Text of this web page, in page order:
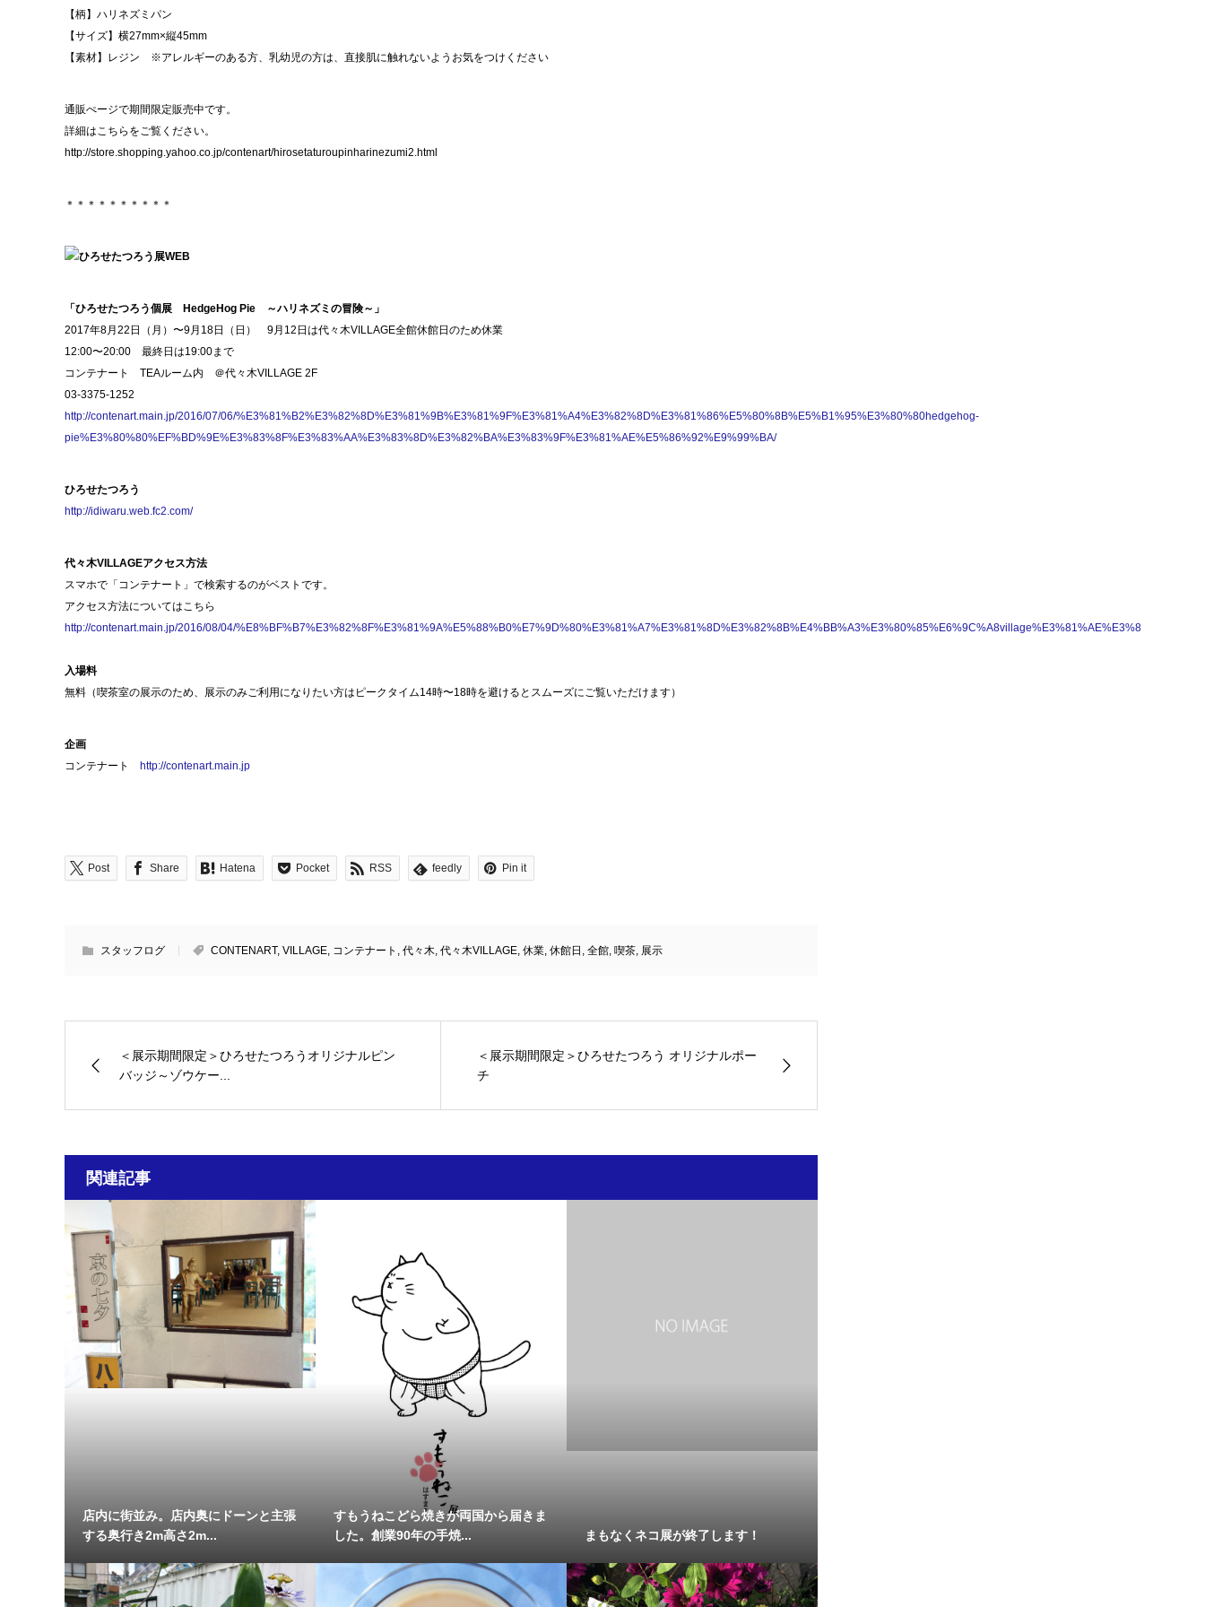
【柄】ハリネズミパン
【サイズ】横27mm×縦45mm
【素材】レジン ※アレルギーのある方、乳幼児の方は、直接肌に触れないようお気をつけください
通販ぺージで期間限定販売中です。
詳細はこちらをご覧ください。
http://store.shopping.yahoo.co.jp/contenart/hirosetaturoupinharinezumi2.html
＊＊＊＊＊＊＊＊＊＊
「ひろせたつろう個展 HedgeHog Pie ～ハリネズミの冒険～」
2017年8月22日（月）〜9月18日（日） 9月12日は代々木VILLAGE全館休館日のため休業
12:00〜20:00 最終日は19:00まで
コンテナート TEAルーム内 ＠代々木VILLAGE 2F
03-3375-1252
http://contenart.main.jp/2016/07/06/%E3%81%B2%E3%82%8D%E3%81%9B%E3%81%9F%E3%81%A4%E3%82%8D%E3%81%86%E5%80%8B%E5%B1%95%E3%80%80hedgehog-
pie%E3%80%80%EF%BD%9E%E3%83%8F%E3%83%AA%E3%83%8D%E3%82%BA%E3%83%9F%E3%81%AE%E5%86%92%E9%99%BA/
ひろせたつろう
http://idiwaru.web.fc2.com/
代々木VILLAGEアクセス方法
スマホで「コンテナート」で検索するのがベストです。
アクセス方法についてはこちら
http://contenart.main.jp/2016/08/04/
入場料
無料（喫茶室の展示のため、 展示のみご利用になりたい方はピークタイム14時〜18時を避けるとスムーズにご覧いただけます）
企画
コンテナート
http://contenart.main.jp
Post Share Hatena Pocket RSS feedly Pin it
スタッフログ CONTENART, VILLAGE, コンテナート , 代々木, 代々木VILLAGE, 休業, 休館日 , 全館, 喫茶, 展示
＜展示期間限定＞ひろせたつろうオリジナルピン
バッジ～ゾウケー...
＜展示期間限定＞ひろせたつろう オリジナルポー
チ
関連記事
店内に街並み。店内奥にドーンと主張
する奥行き2m高さ2m...
すもうねこどら焼きが両国から届きま
した。創業90年の手焼...
まもなくネコ展が終了します！